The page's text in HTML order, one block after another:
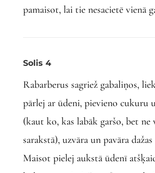
pamaisot, lai tie nesacietē vienā
Solis 4
Rabarberus sagriež gabaliņos,
pārlej ar ūdeni, pievieno cukuru
(kaut ko, kas labāk garšo, bet ne
sarakstā), uzvāra un pavāra
Maisot pielej aukstā ūdenī